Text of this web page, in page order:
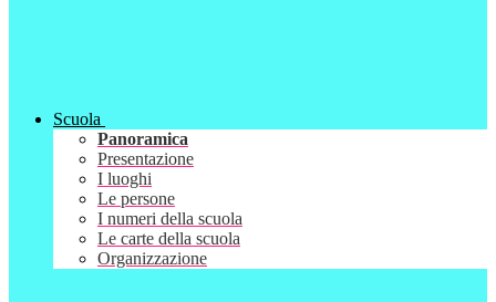
Scuola
Panoramica
Presentazione
I luoghi
Le persone
I numeri della scuola
Le carte della scuola
Organizzazione